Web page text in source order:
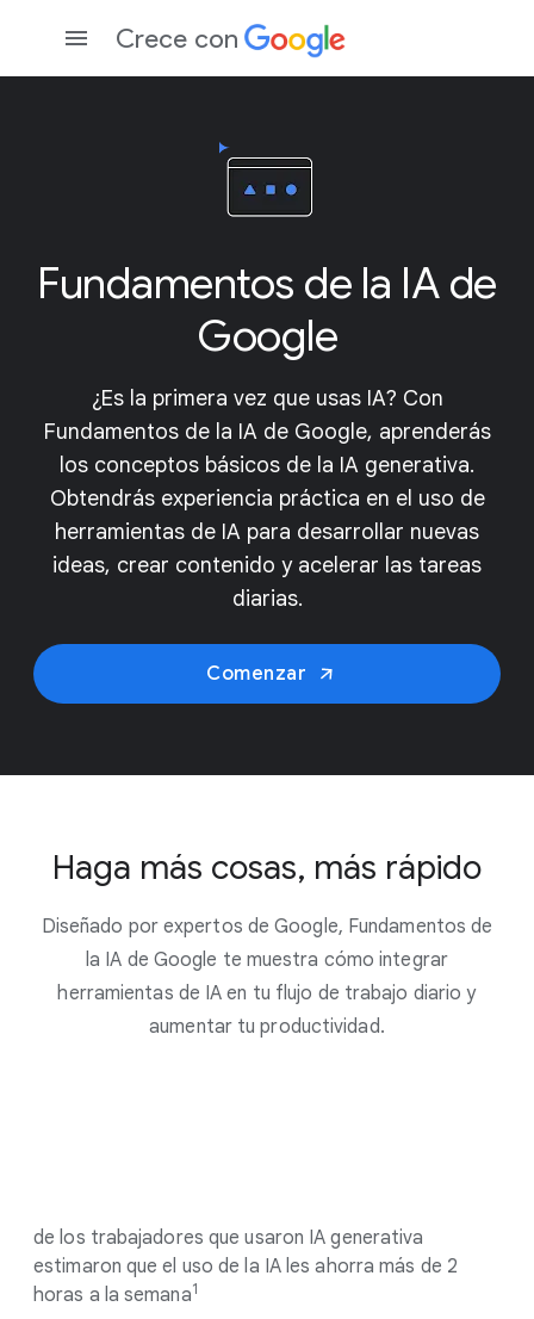
Crece con
Fundamentos de la IA de
Google
¿Es la primera vez que usas IA? Con
Fundamentos de la IA de Google, aprenderás
los conceptos básicos de la IA generativa.
Obtendrás experiencia práctica en el uso de
herramientas de IA para desarrollar nuevas
ideas, crear contenido y acelerar las tareas
diarias.
Comenzar
Haga más cosas, más rápido
Diseñado por expertos de Google, Fundamentos de
la IA de Google te muestra cómo integrar
herramientas de IA en tu flujo de trabajo diario y
aumentar tu productividad.
de los trabajadores que usaron IA generativa
estimaron que el uso de la IA les ahorra más de 2
horas a la semana1